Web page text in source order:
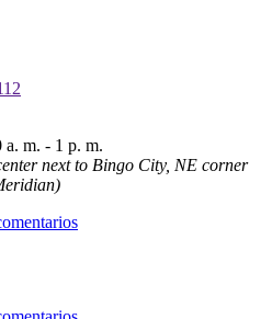
a. m. - 1 p. m.
next to Bingo City, NE corner